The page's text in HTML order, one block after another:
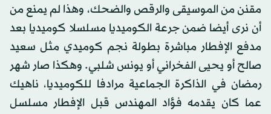
مقنن من الموسيقى والرقص والضحك، وهذا لم يمنع من
أن نرى أيضا ضمن جرعة الكوميديا مسلسلا كوميديا بعد
مدفع الإفطار مباشرة بطولة نجم كوميدي مثل سعيد
صالح أو يحيى الفخراني أو يونس شلبي. وهكذا صار شهر
رمضان في الذاكرة الجماعية مرادفا للكوميديا، ناهيك
عما كان يقدمه فؤاد المهندس قبل الإفطار مسلسل